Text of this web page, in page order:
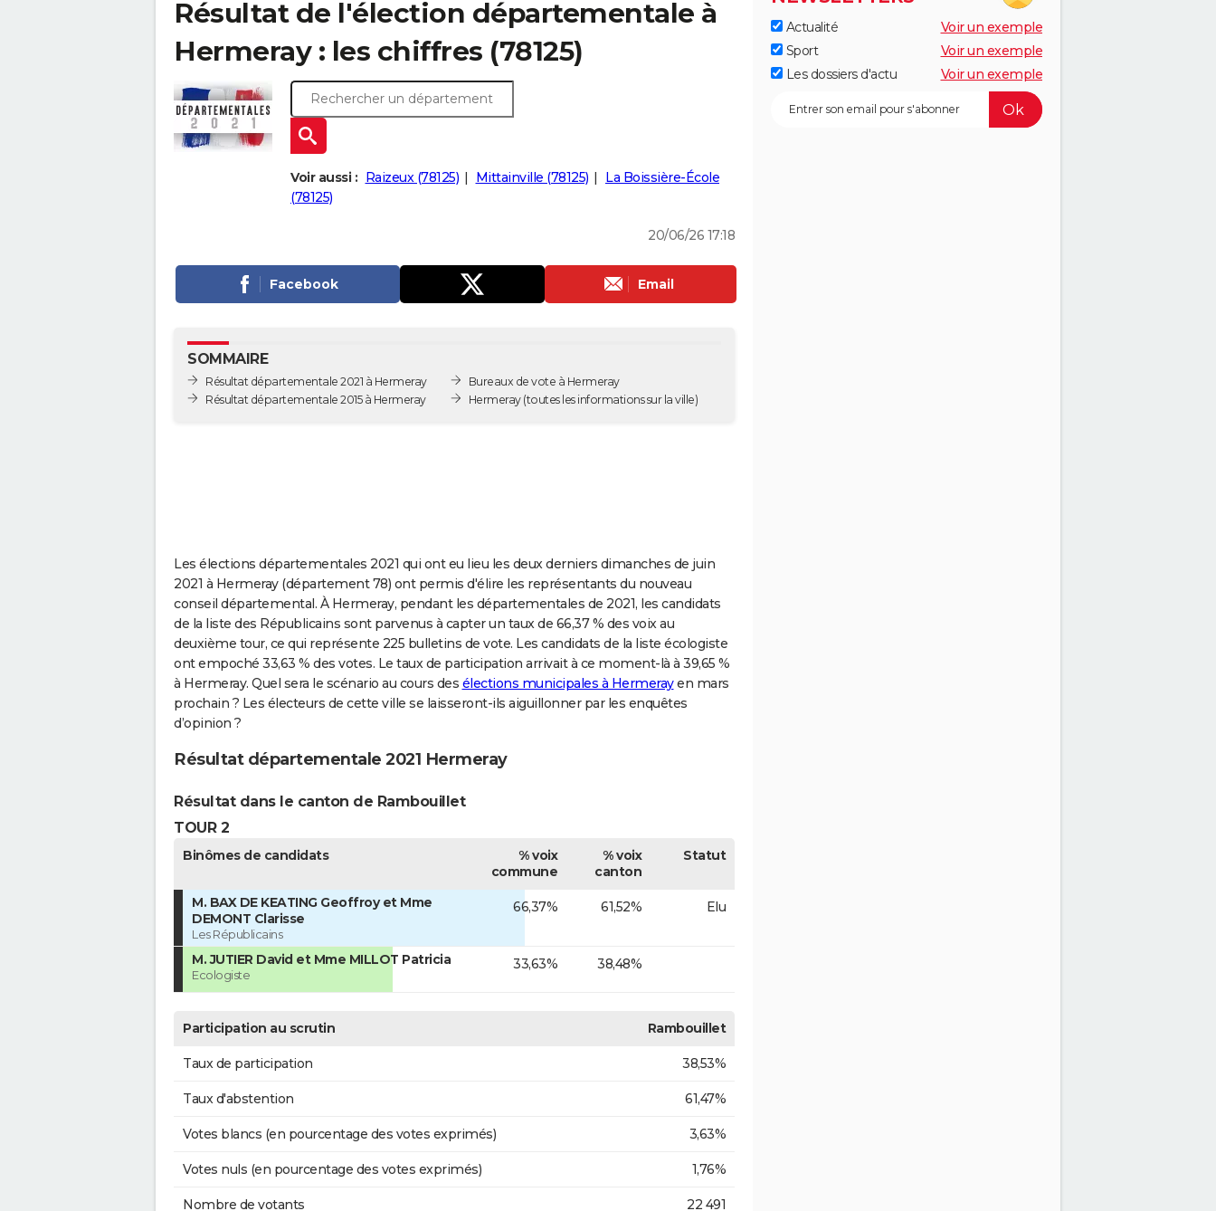
Résultat de l'élection départementale à
Hermeray : les chiffres (78125)
Voir aussi : Raizeux (78125) Mittainville (78125)
La Boissière-École
(78125)
20/06/26 17:18
Facebook Email
SOMMAIRE
Résultat départementale 2021 à Hermeray
Résultat départementale 2015 à Hermeray
Bureaux de vote à Hermeray
Hermeray(toutes les informations sur la ville)
Les élections départementales 2021 qui ont eu lieu les deux derniers dimanches de juin
2021 à Hermeray (département 78) ont permis d'élire les représentants du nouveau
conseil départemental. À Hermeray, pendant les départementales de 2021, les candidats
de la liste des Républicains sont parvenus à capter un taux de 66,37 % des voix au
deuxième tour, ce qui représente 225 bulletins de vote. Les candidats de la liste écologiste
ont empoché 33,63 % des votes. Le taux de participation arrivait à ce moment-là à 39,65 %
à Hermeray. Quel sera le scénario au cours des élections municipales à Hermerayen mars
prochain ? Les électeurs de cette ville se laisseront-ils aiguillonner par les enquêtes
d’opinion ?
Résultat départementale 2021 Hermeray
Résultat dans le canton de Rambouillet
TOUR 2
Binômes de candidats
% voix
commune
% voix
canton
Statut
M. BAX DE KEATING Geoffroy et Mme
DEMONT Clarisse
Les Républicains
66,37% 61,52% Elu
M. JUTIER David et Mme MILLOT Patricia
Ecologiste
33,63% 38,48%
Participation au scrutin Rambouillet
Taux de participation 38,53%
Taux d'abstention 61,47%
Votes blancs (en pourcentage des votes exprimés) 3,63%
Votes nuls (en pourcentage des votes exprimés) 1,76%
Nombre de votants 22 491
Actualité
Voir un exemple
Sport
Voir un exemple
Les dossiers d'actu
Voir un exemple